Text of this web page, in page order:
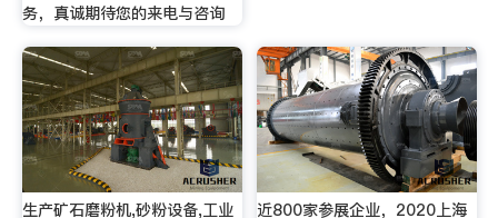
务，真诚期待您的来电与咨询
生产矿石磨粉机,砂粉设备,工业 近800家参展企业，2020上海